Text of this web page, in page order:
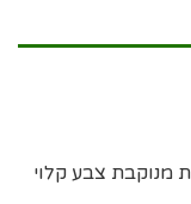
מתכת מגלוונת מנוקבת צבע קלוי